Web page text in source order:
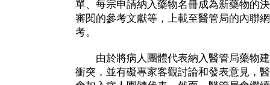
單、每宗申請納入藥物名冊成為新藥物的
審閱的參考文獻等，上載至醫管局的內聯
考。
由於將病人團體代表納入醫管局藥物建
衝突，並有礙專家客觀討論和發表意見，